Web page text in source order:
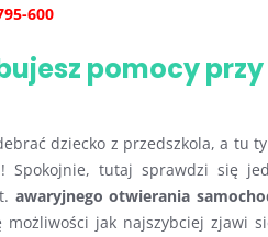
600
pomocy
dziecko z przedszkola, a tu
Spokojnie, tutaj sprawdzi się
awaryjnego otwierania
jak najszybciej zjawi